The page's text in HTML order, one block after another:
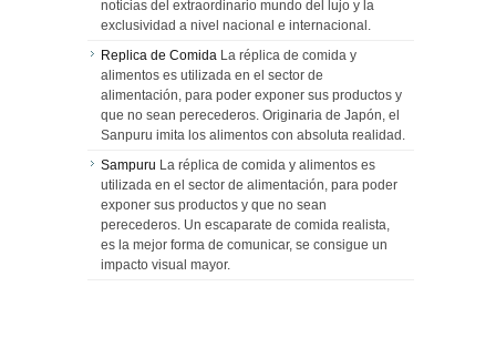
noticias del extraordinario mundo del lujo y la
exclusividad a nivel nacional e internacional.
Replica de Comida La réplica de comida y
alimentos es utilizada en el sector de
alimentación, para poder exponer sus productos y
que no sean perecederos. Originaria de Japón, el
Sanpuru imita los alimentos con absoluta realidad.
Sampuru La réplica de comida y alimentos es
utilizada en el sector de alimentación, para poder
exponer sus productos y que no sean
perecederos. Un escaparate de comida realista,
es la mejor forma de comunicar, se consigue un
impacto visual mayor.